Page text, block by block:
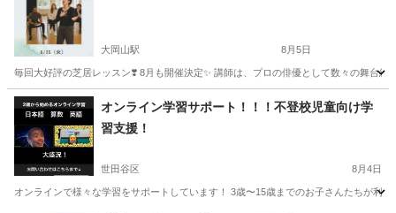
大岡山駅 8月5日
毎回大好評の芝居レッスン❣️ 8月も開催決定✨️ 講師は、プロの俳優として数々の舞台
東京 大田区 大岡山駅 その他 レッスン
オンライン学習サポート！！！不登校児童向け学
習支援！
世田谷区 8月4日
オンラインで様々な学習をサポートしています！ 3歳〜15歳までのお子さんたちが利